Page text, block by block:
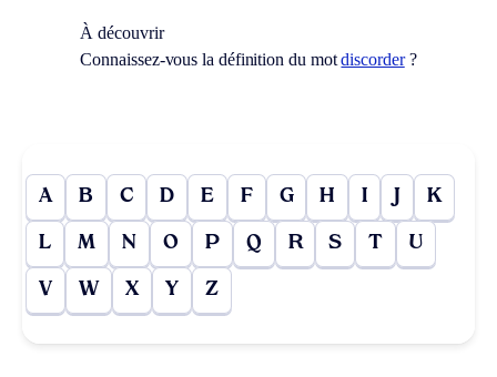
À découvrir
Connaissez-vous la définition du motdiscorder?
A B C D E F G H I J K
L M N O P Q R S T U
V W X Y Z